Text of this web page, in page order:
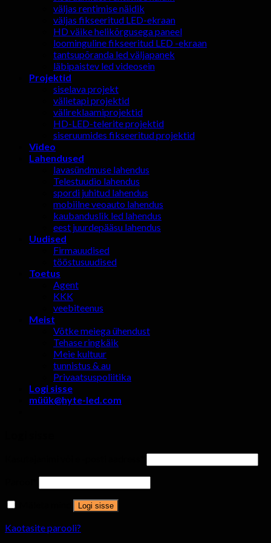
väljas rentimise näidik
väljas fikseeritud LED-ekraan
HD väike helikõrgusega paneel
loominguline fikseeritud LED -ekraan
tantsupõranda led väljapanek
läbipaistev led videosein
Projektid
siselava projekt
välietapi projektid
välireklaamiprojektid
HD-LED-telerite projektid
siseruumides fikseeritud projektid
Video
Lahendused
lavasündmuse lahendus
Telestuudio lahendus
spordi juhitud lahendus
mobiilne veoauto lahendus
kaubanduslik led lahendus
eest juurdepääsu lahendus
Uudised
Firmauudised
tööstusuudised
Toetus
Agent
KKK
veebiteenus
Meist
Võtke meiega ühendust
Tehase ringkäik
Meie kultuur
tunnistus & au
Privaatsuspoliitika
Logi sisse
müük@hyte-led.com
Logi sisse
Kaotasite parooli?